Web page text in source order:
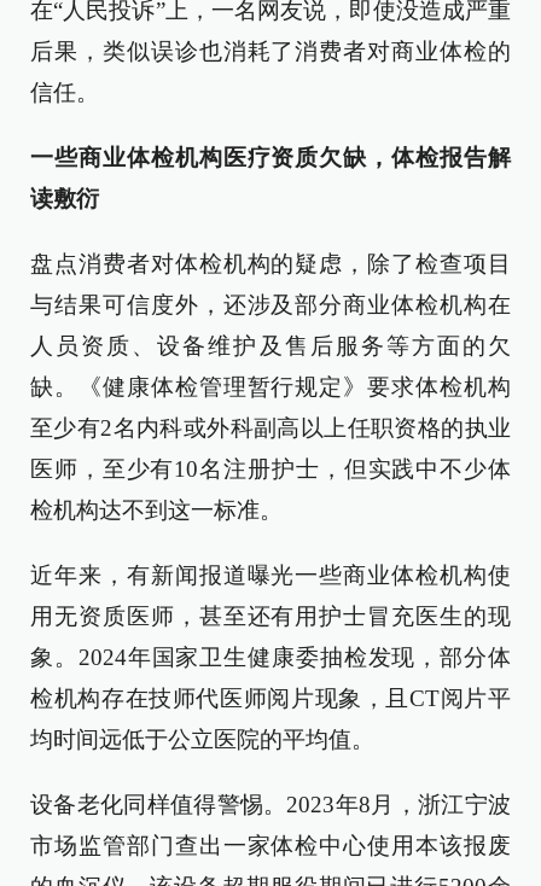
在“人民投诉”上，一名网友说，即使没造成严重
后果，类似误诊也消耗了消费者对商业体检的
信任。
一些商业体检机构医疗资质欠缺，体检报告解
读敷衍
盘点消费者对体检机构的疑虑，除了检查项目
与结果可信度外，还涉及部分商业体检机构在
人员资质、设备维护及售后服务等方面的欠
缺。《健康体检管理暂行规定》要求体检机构
至少有2名内科或外科副高以上任职资格的执业
医师，至少有10名注册护士，但实践中不少体
检机构达不到这一标准。
近年来，有新闻报道曝光一些商业体检机构使
用无资质医师，甚至还有用护士冒充医生的现
象。2024年国家卫生健康委抽检发现，部分体
检机构存在技师代医师阅片现象，且CT阅片平
均时间远低于公立医院的平均值。
设备老化同样值得警惕。2023年8月，浙江宁波
市场监管部门查出一家体检中心使用本该报废